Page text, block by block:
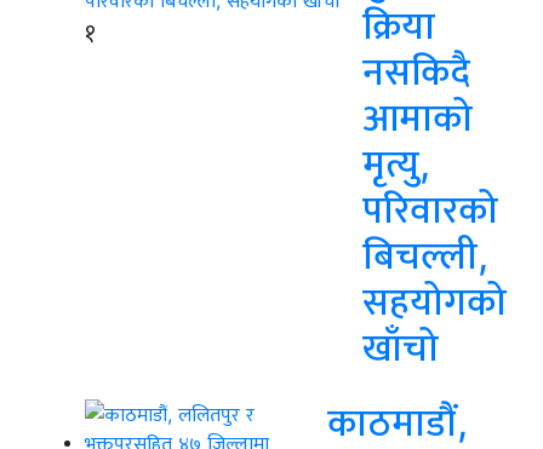
१
क्रिया
नसकिदै
आमाको
मृत्यु,
परिवारको
बिचल्ली,
सहयोगको
खाँचो
काठमाडौं,